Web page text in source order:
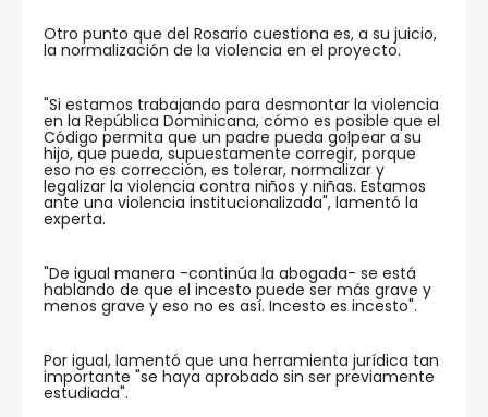
Otro punto que del Rosario cuestiona es, a su juicio,
la normalización de la violencia en el proyecto.
"Si estamos trabajando para desmontar la violencia
en la República Dominicana, cómo es posible que el
Código permita que un padre pueda golpear a su
hijo, que pueda, supuestamente corregir, porque
eso no es corrección, es tolerar, normalizar y
legalizar la violencia contra niños y niñas. Estamos
ante una violencia institucionalizada", lamentó la
experta.
"De igual manera -continúa la abogada- se está
hablando de que el incesto puede ser más grave y
menos grave y eso no es así. Incesto es incesto".
Por igual, lamentó que una herramienta jurídica tan
importante "se haya aprobado sin ser previamente
estudiada".